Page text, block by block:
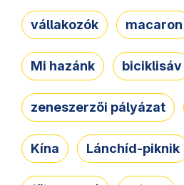
vállakozók macaron
Mi hazánk biciklisáv
zeneszerzői pályázat
Kína Lánchíd-piknik